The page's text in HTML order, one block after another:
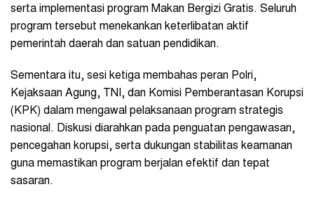
serta implementasi program Makan Bergizi Gratis. Seluruh
program tersebut menekankan keterlibatan aktif
pemerintah daerah dan satuan pendidikan.
Sementara itu, sesi ketiga membahas peran Polri,
Kejaksaan Agung, TNI, dan Komisi Pemberantasan Korupsi
(KPK) dalam mengawal pelaksanaan program strategis
nasional. Diskusi diarahkan pada penguatan pengawasan,
pencegahan korupsi, serta dukungan stabilitas keamanan
guna memastikan program berjalan efektif dan tepat
sasaran.